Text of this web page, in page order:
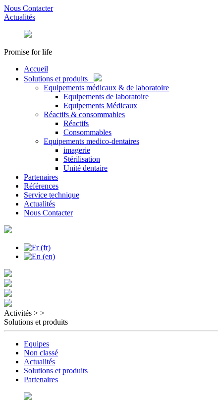
Nous Contacter
Actualités
Promise for life
Accueil
Solutions et produits
Equipements médicaux & de laboratoire
Equipements de laboratoire
Equipements Médicaux
Réactifs & consommables
Réactifs
Consommables
Equipements medico-dentaires
imagerie
Stérilisation
Unité dentaire
Partenaires
Références
Service technique
Actualités
Nous Contacter
Activités > >
Solutions et produits
Equipes
Non classé
Actualités
Solutions et produits
Partenaires